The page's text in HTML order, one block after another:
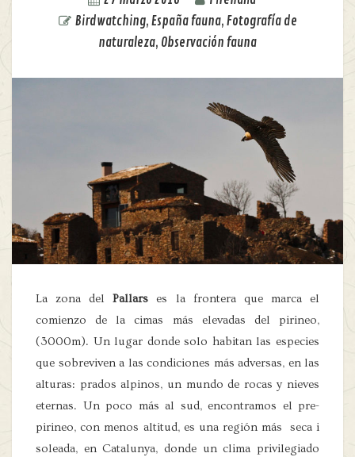
Birdwatching, España fauna, Fotografía de
naturaleza, Observación fauna
La zona delPallars es la frontera que marca el
comienzo de la cimas más elevadas del pirineo,
(3000m). Un lugar donde solo habitan las especies
que sobreviven a las condiciones más adversas, en las
alturas: prados alpinos, un mundo de rocas y nieves
eternas. Un poco más al sud, encontramos el pre-
pirineo, con menos altitud, es una región más seca i
soleada, en Catalunya, donde un clima privilegiado